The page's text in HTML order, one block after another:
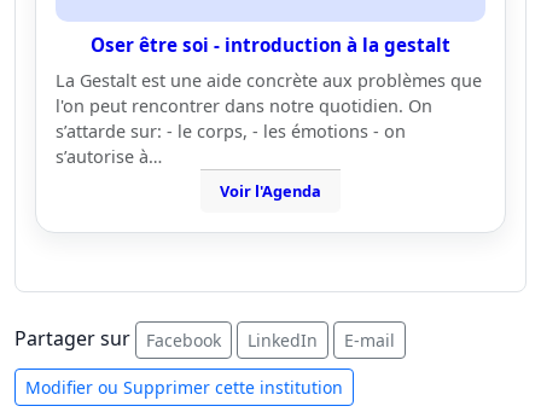
Oser être soi - introduction à la gestalt
La Gestalt est une aide concrète aux problèmes que
l'on peut rencontrer dans notre quotidien. On
s’attarde sur: - le corps, - les émotions - on
s’autorise à…
Voir l'Agenda
Partager sur Facebook LinkedIn E-mail
Modifier ou Supprimer cette institution